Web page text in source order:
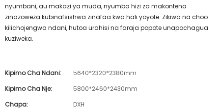
nyumbani, au makazi ya muda, nyumba hizi za makontena
zinazoweza kubinafsishwa zinafaa kwa hali yoyote. Zikiwa na choo
kilichojengwa ndani, hutoa urahisi na faraja popote unapochagua
kuziweka.
Kipimo Cha Ndani:
5640*2320*2380mm
Kipimo Cha Nje:
5800*2460*2430mm
Chapa:
DXH